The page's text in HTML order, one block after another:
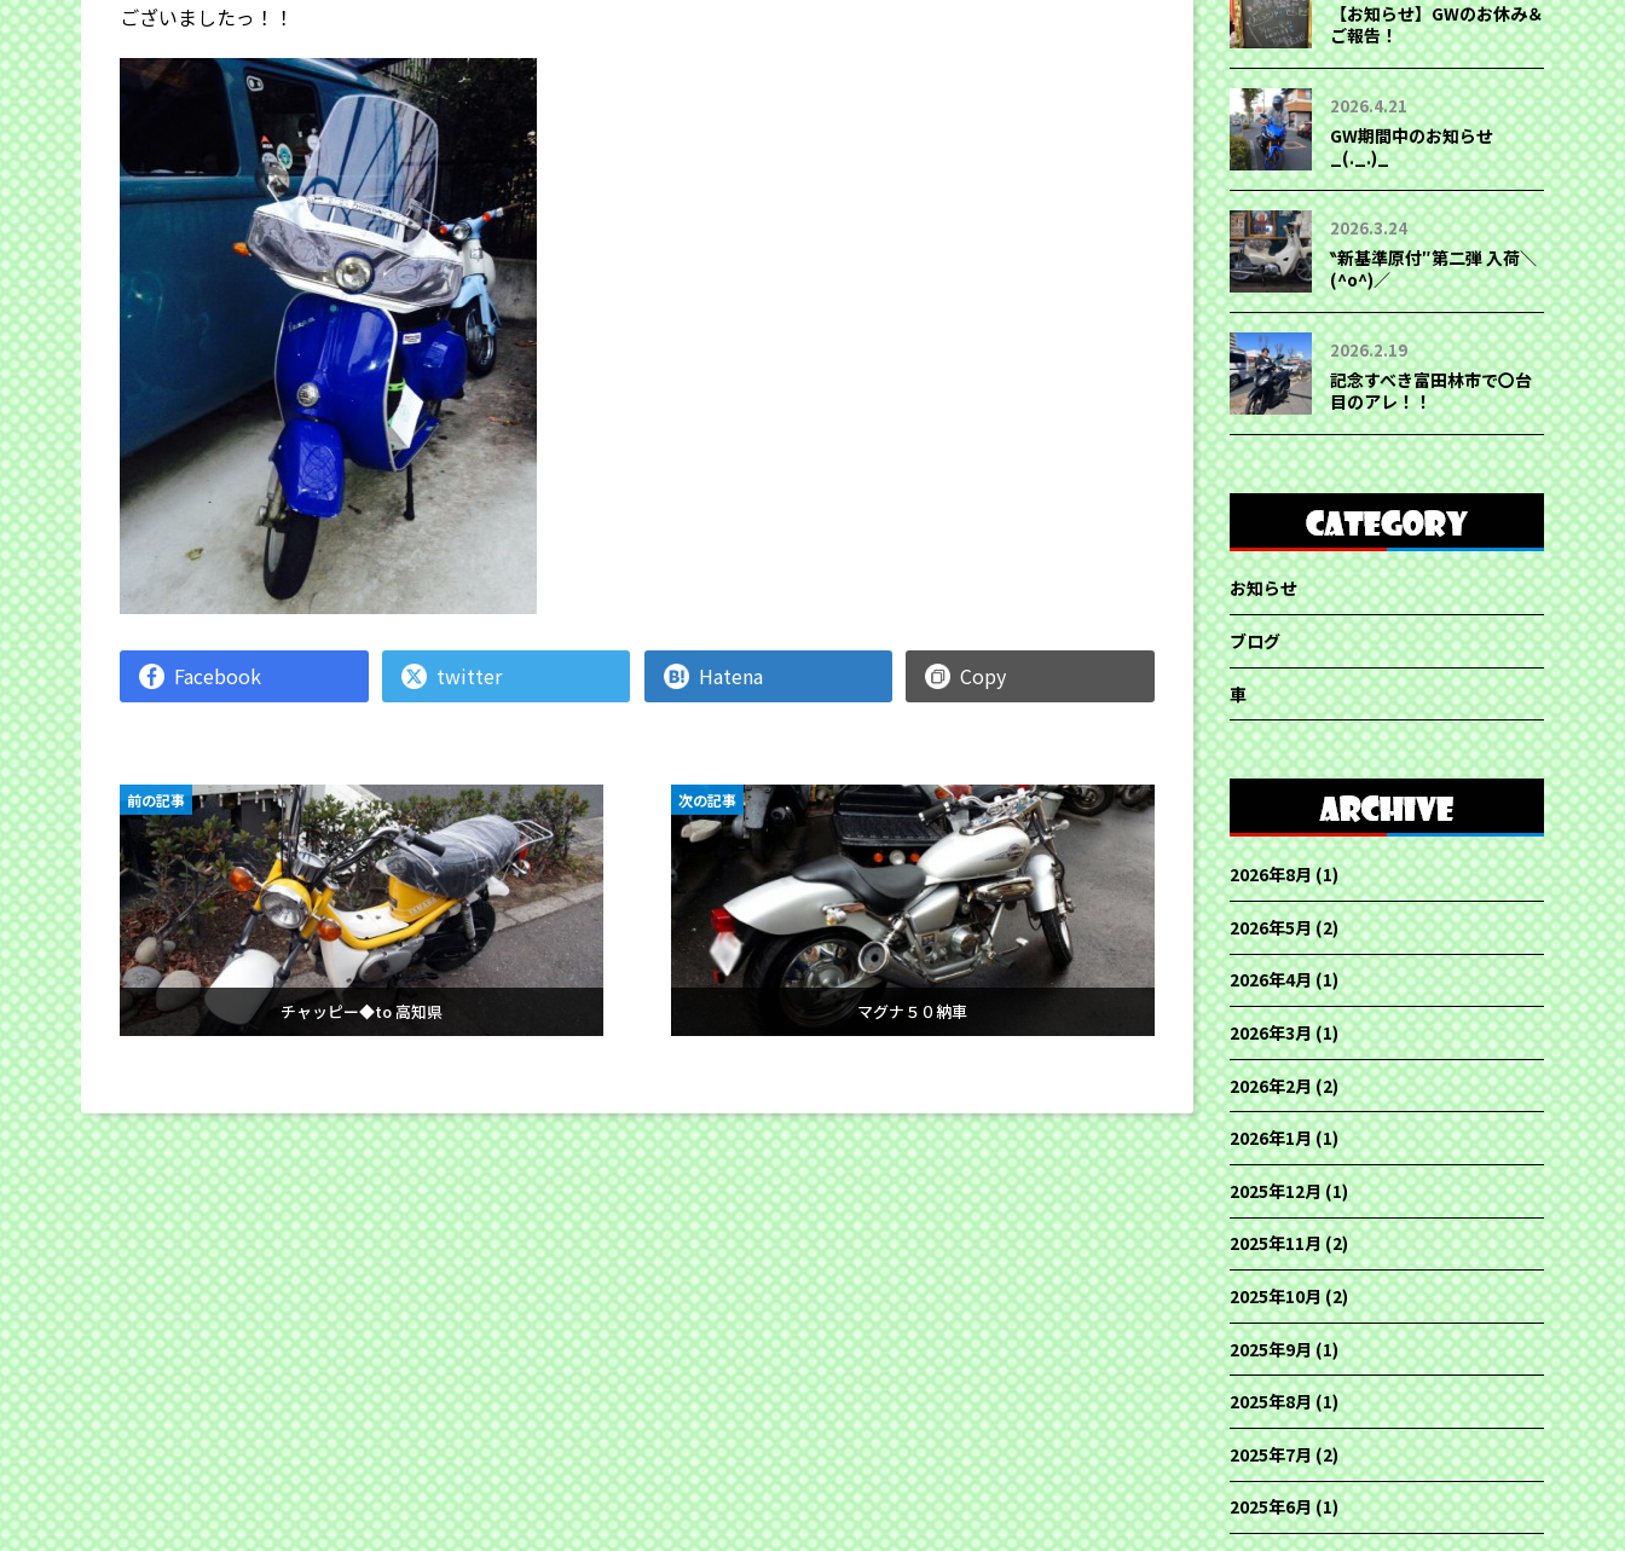
ございましたっ！！
Facebook twitter Hatena Copy
チャッピー◆to 高知県
前の記事
マグナ５０納車
次の記事
【お知らせ】GWのお休み＆
ご報告！
2026.4.21
GW期間中のお知らせ
_(._.)_
2026.3.24
‶新基準原付″第二弾 入荷＼
(^o^)／
2026.2.19
記念すべき富田林市で〇台
目のアレ！！
お知らせ
ブログ
車
2026年8月(1)
2026年5月(2)
2026年4月(1)
2026年3月(1)
2026年2月(2)
2026年1月(1)
2025年12月(1)
2025年11月(2)
2025年10月(2)
2025年9月(1)
2025年8月(1)
2025年7月(2)
2025年6月(1)